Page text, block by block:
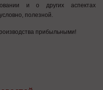
и о других аспектах
полезной.
прибыльными!